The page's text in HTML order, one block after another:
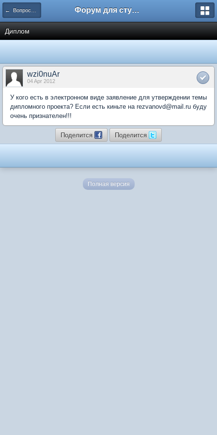
← Вопросы и ответы Форум для студента СГА
Диплом
wzi0nuAr
04 Apr 2012
У кого есть в электронном виде заявление для утверждении темы
дипломного проекта? Если есть киньте на rezvanovd@mail.ru буду
очень признателен!!!
Поделится Поделится
Полная версия